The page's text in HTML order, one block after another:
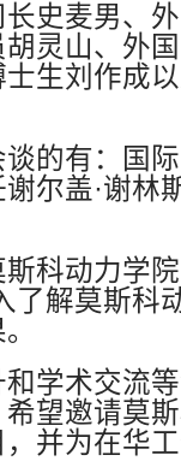
史麦男、
灵山、外
生刘作成
的有：国
尔盖·谢林
科动力学
了解莫斯科
学术交流
望邀请莫
并为在华